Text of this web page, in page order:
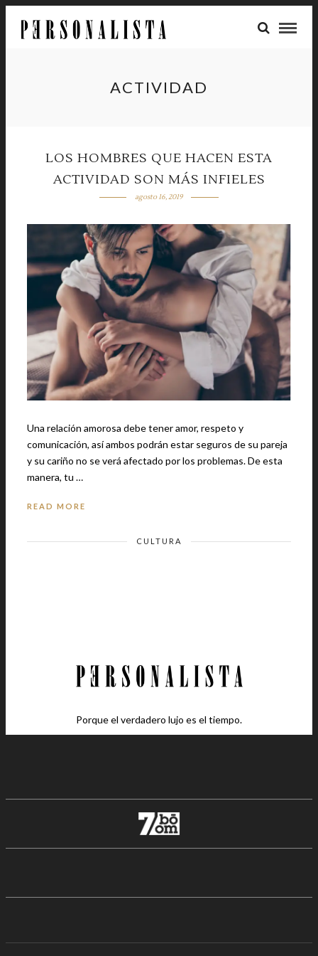
ACTIVIDAD
LOS HOMBRES QUE HACEN ESTA
ACTIVIDAD SON MÁS INFIELES
agosto 16, 2019
Una relación amorosa debe tener amor, respeto y
comunicación, así ambos podrán estar seguros de su pareja
y su cariño no se verá afectado por los problemas. De esta
manera, tu …
READ MORE
CULTURA
Porque el verdadero lujo es el tiempo.